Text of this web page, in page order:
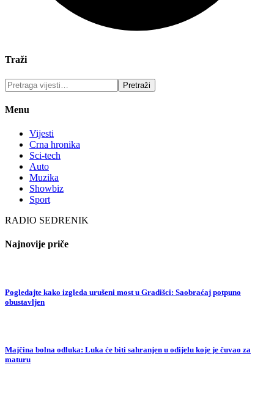
Traži
Menu
Vijesti
Crna hronika
Sci-tech
Auto
Muzika
Showbiz
Sport
RADIO SEDRENIK
Najnovije priče
Pogledajte kako izgleda urušeni most u Gradišci: Saobraćaj potpuno
obustavljen
Majčina bolna odluka: Luka će biti sahranjen u odijelu koje je čuvao za
maturu